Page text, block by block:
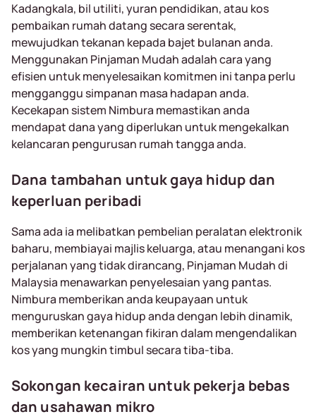
Kadangkala, bil utiliti, yuran pendidikan, atau kos
pembaikan rumah datang secara serentak,
mewujudkan tekanan kepada bajet bulanan anda.
Menggunakan Pinjaman Mudah adalah cara yang
efisien untuk menyelesaikan komitmen ini tanpa perlu
mengganggu simpanan masa hadapan anda.
Kecekapan sistem Nimbura memastikan anda
mendapat dana yang diperlukan untuk mengekalkan
kelancaran pengurusan rumah tangga anda.
Dana tambahan untuk gaya hidup dan
keperluan peribadi
Sama ada ia melibatkan pembelian peralatan elektronik
baharu, membiayai majlis keluarga, atau menangani kos
perjalanan yang tidak dirancang, Pinjaman Mudah di
Malaysia menawarkan penyelesaian yang pantas.
Nimbura memberikan anda keupayaan untuk
menguruskan gaya hidup anda dengan lebih dinamik,
memberikan ketenangan fikiran dalam mengendalikan
kos yang mungkin timbul secara tiba-tiba.
Sokongan kecairan untuk pekerja bebas
dan usahawan mikro